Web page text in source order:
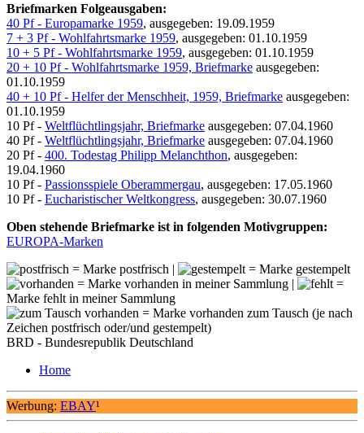
Briefmarken Folgeausgaben:
40 Pf - Europamarke 1959, ausgegeben: 19.09.1959
7 + 3 Pf - Wohlfahrtsmarke 1959, ausgegeben: 01.10.1959
10 + 5 Pf - Wohlfahrtsmarke 1959, ausgegeben: 01.10.1959
20 + 10 Pf - Wohlfahrtsmarke 1959, Briefmarke ausgegeben:
01.10.1959
40 + 10 Pf - Helfer der Menschheit, 1959, Briefmarke ausgegeben:
01.10.1959
10 Pf - Weltflüchtlingsjahr, Briefmarke ausgegeben: 07.04.1960
40 Pf - Weltflüchtlingsjahr, Briefmarke ausgegeben: 07.04.1960
20 Pf - 400. Todestag Philipp Melanchthon, ausgegeben:
19.04.1960
10 Pf - Passionsspiele Oberammergau, ausgegeben: 17.05.1960
10 Pf - Eucharistischer Weltkongress, ausgegeben: 30.07.1960
Oben stehende Briefmarke ist in folgenden Motivgruppen:
EUROPA-Marken
= Marke postfrisch |
= Marke gestempelt
= Marke vorhanden in meiner Sammlung |
=
Marke fehlt in meiner Sammlung
= Marke vorhanden zum Tausch (je nach
Zeichen postfrisch oder/und gestempelt)
BRD - Bundesrepublik Deutschland
Home
Werbung: EBAY¹